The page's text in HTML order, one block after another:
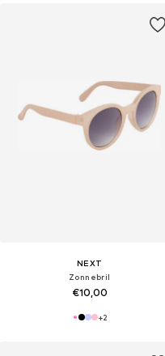
NEXT
Zonnebril
€10,00
+2